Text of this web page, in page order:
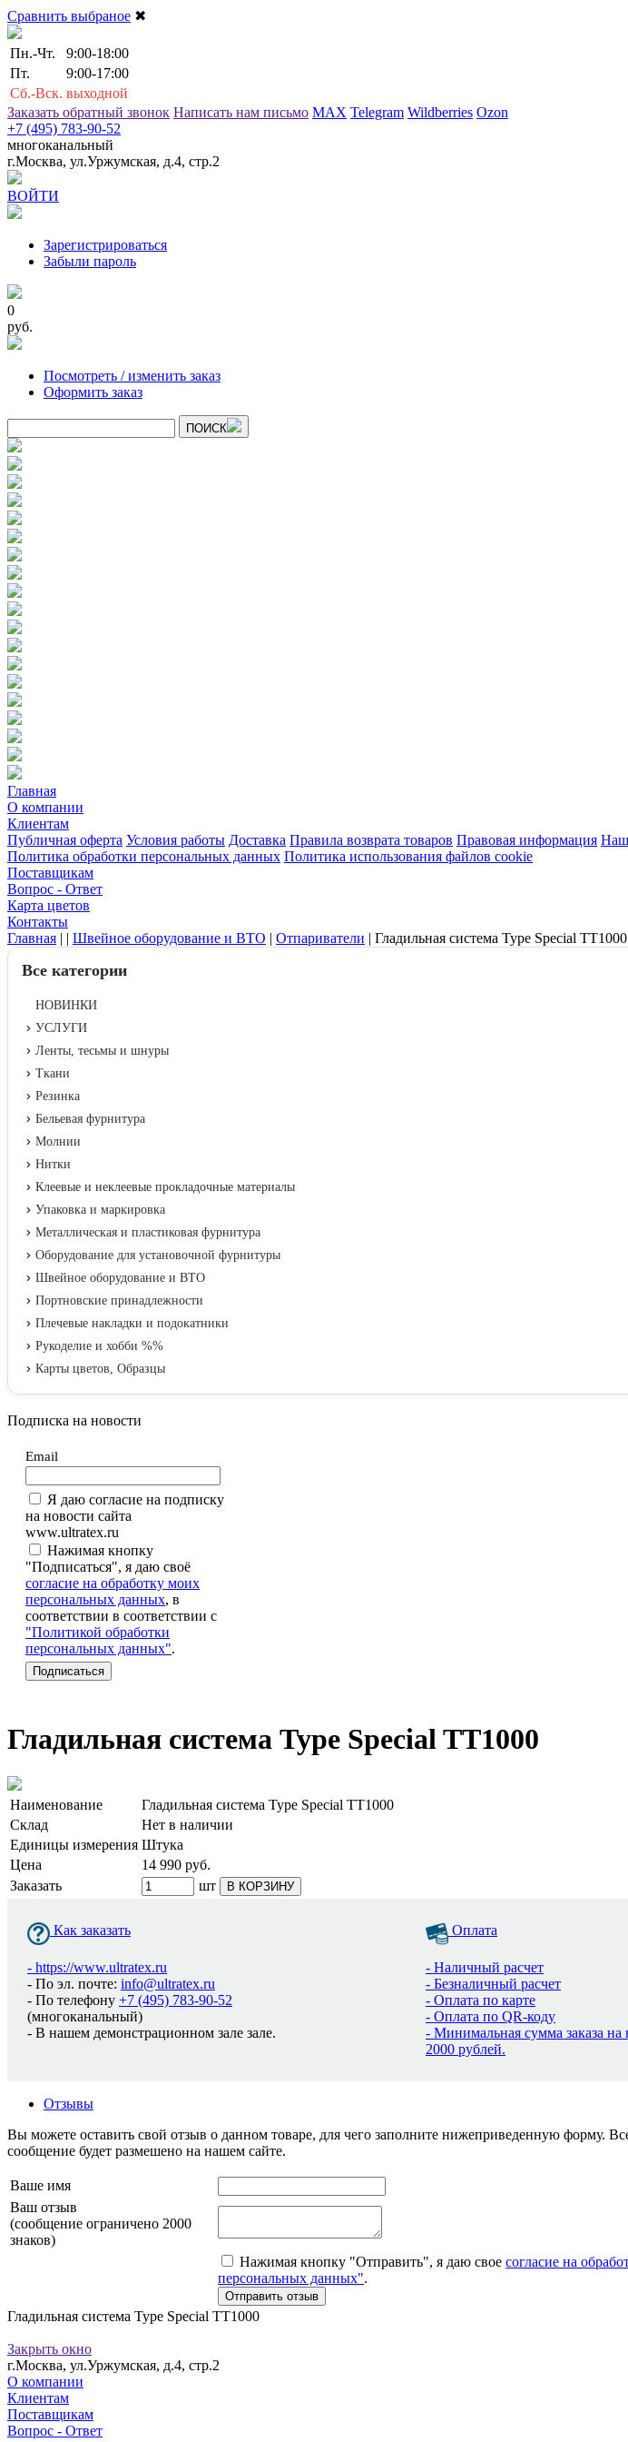
Сравнить выбраное ✖
Пн.-Чт.
9:00-18:00
Пт.
9:00-17:00
Сб.-Вск. выходной
Заказать обратный звонок Написать нам письмо MAX Telegram Wildberries Ozon
+7 (495) 783-90-52
многоканальный
г.Москва, ул.Уржумская, д.4, стр.2
ВОЙТИ
Зарегистрироваться
Забыли пароль
0
руб.
Посмотреть / изменить заказ
Оформить заказ
ПОИСК
Главная
О компании
Клиентам
Публичная оферта Условия работы Доставка Правила возврата товаров Правовая информация
Политика обработки персональных данных Политика использования файлов cookie
Поставщикам
Вопрос - Ответ
Карта цветов
Контакты
Главная | | Швейное оборудование и ВТО | Отпариватели | Гладильная система Type Special TT1000
Все категории
НОВИНКИ
УСЛУГИ
Ленты, тесьмы и шнуры
Ткани
Резинка
Бельевая фурнитура
Молнии
Нитки
Клеевые и неклеевые прокладочные материалы
Упаковка и маркировка
Металлическая и пластиковая фурнитура
Оборудование для установочной фурнитуры
Швейное оборудование и ВТО
Портновские принадлежности
Плечевые накладки и подокатники
Рукоделие и хобби %%
Карты цветов, Образцы
Подписка на новости
Email
Я даю согласие на подписку
на новости сайта
www.ultratex.ru
Нажимая кнопку
"Подписаться", я даю своё
согласие на обработку моих
персональных данных, в
соответствии в соответствии с
"Политикой обработки
персональных данных".
Гладильная система Type Special TT1000
Наименование
Гладильная система Type Special TT1000
Склад
Нет в наличии
Единицы измерения Штука
Цена
14 990 руб.
Заказать
шт В КОРЗИНУ
Как заказать
- https://www.ultratex.ru
- По эл. почте: info@ultratex.ru
- По телефону +7 (495) 783-90-52
(многоканальный)
- В нашем демонстрационном зале зале.
Оплата
- Наличный расчет
- Безналичный расчет
- Оплата по карте
- Оплата по QR-коду
- Минимальная сумма заказа на
2000 рублей.
Отзывы
Вы можете оставить свой отзыв о данном товаре, для чего заполните нижеприведенную форму.
сообщение будет размешено на нашем сайте.
Ваше имя
Ваш отзыв
(сообщение ограничено 2000
знаков)
Нажимая кнопку "Отправить", я даю свое согласие на
персональных данных".
Гладильная система Type Special TT1000
Закрыть окно
г.Москва, ул.Уржумская, д.4, стр.2
О компании
Клиентам
Поставщикам
Вопрос - Ответ